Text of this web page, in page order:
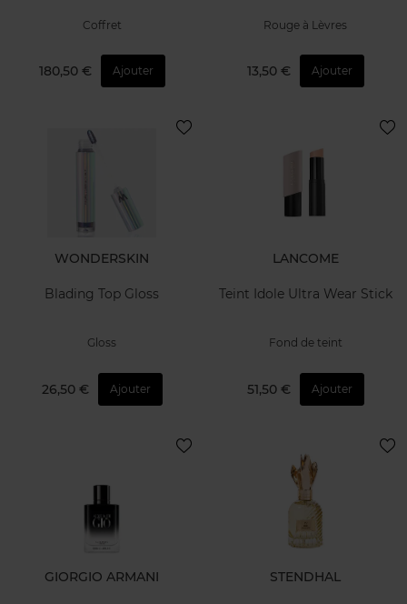
Coffret
180,50 € Ajouter
Rouge à Lèvres
13,50 € Ajouter
WONDERSKIN
Blading Top Gloss
Gloss
26,50 € Ajouter
LANCOME
Teint Idole Ultra Wear Stick
Fond de teint
51,50 € Ajouter
GIORGIO ARMANI STENDHAL